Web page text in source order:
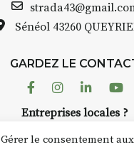
Gérer le consentement aux
Bernard TURLE Le
pas une galerie
AuzonToujours
dans le village.
caves, les granges
Fumoir est l’un de
Sénéol 43260
GARDEZ LE
FacebookInstagram
Linkedin
Entreprises locales ?